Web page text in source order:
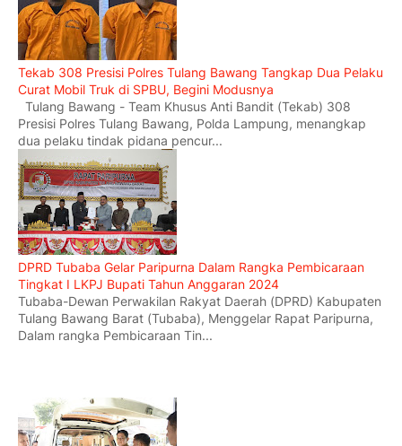
Tekab 308 Presisi Polres Tulang Bawang Tangkap Dua Pelaku
Curat Mobil Truk di SPBU, Begini Modusnya
Tulang Bawang - Team Khusus Anti Bandit (Tekab) 308
Presisi Polres Tulang Bawang, Polda Lampung, menangkap
dua pelaku tindak pidana pencur...
DPRD Tubaba Gelar Paripurna Dalam Rangka Pembicaraan
Tingkat I LKPJ Bupati Tahun Anggaran 2024
Tubaba-Dewan Perwakilan Rakyat Daerah (DPRD) Kabupaten
Tulang Bawang Barat (Tubaba), Menggelar Rapat Paripurna,
Dalam rangka Pembicaraan Tin...